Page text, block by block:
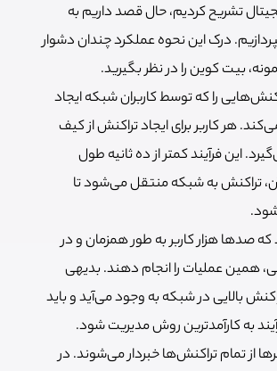
تشریح کردیم، حال قصد داریم به
درک این نحوه عملکرد چندان دشوار
بیت کوین را در نظر بگیرید.
را که توسط کاربران شبکه ایجاد
هر کاربر برای ایجاد تراکنش از کیف
این فرآیند کمتر از ده ثانیه طول
تراکنش به شبکه منتقل می‌شود تا
که صدها هزار کاربر به طور همزمان و در
همین عملیات را انجام دهند. بدیهی
بالایی در شبکه به وجود می‌آید و باید
به کارآمدترین روش مدیریت شود.
از تمام تراکنش‌ها خبردار می‌شوند. در